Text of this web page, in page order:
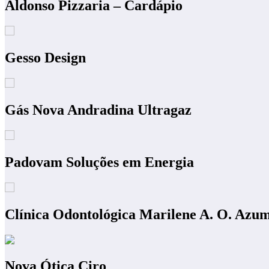
Aldonso Pizzaria – Cardápio
Gesso Design
Gás Nova Andradina Ultragaz
Padovam Soluções em Energia
Clínica Odontológica Marilene A. O.